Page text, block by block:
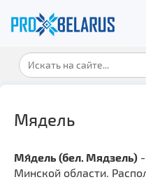
Мядель
Мя́дель (бел. Мядзель)
Минской области.